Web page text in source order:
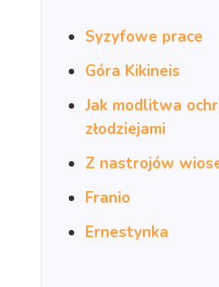
Syzyfowe prace
Góra Kikineis
Jak modlitwa
złodziejami
Z nastrojów
Franio
Ernestynka